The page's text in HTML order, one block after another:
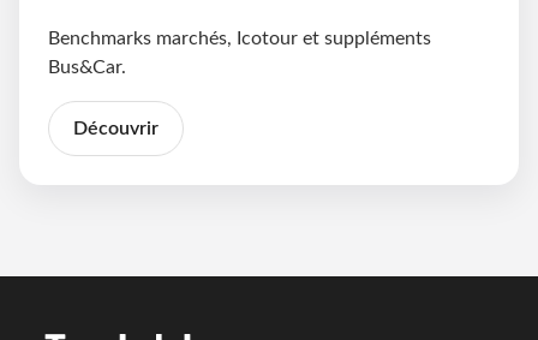
Benchmarks marchés, Icotour et suppléments
Bus&Car.
Découvrir